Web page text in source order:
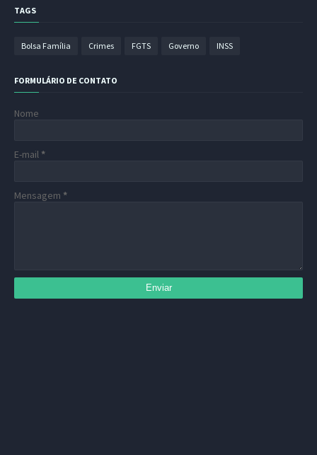
TAGS
Bolsa Família Crimes FGTS Governo INSS
FORMULÁRIO DE CONTATO
Nome
E-mail *
Mensagem *